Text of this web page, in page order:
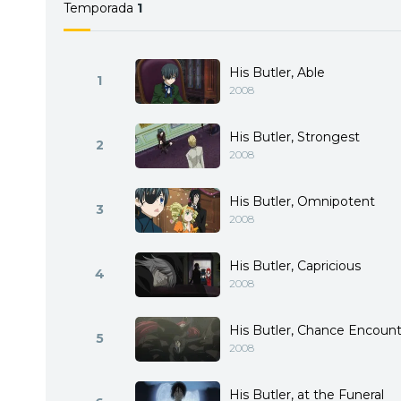
Temporada 1
1 His Butler, Able
2008
2 His Butler, Strongest
2008
3 His Butler, Omnipotent
2008
4 His Butler, Capricious
2008
5 His Butler, Chance
2008
His Butler, at the Funeral